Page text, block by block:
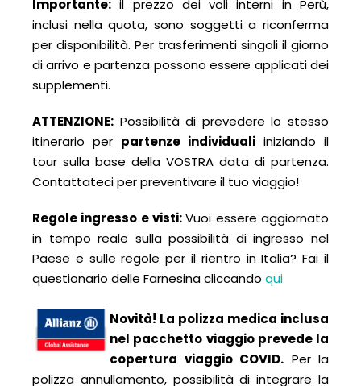
Importante: il prezzo dei voli interni in Perù,
inclusi nella quota, sono soggetti a riconferma
per disponibilità. Per trasferimenti singoli il giorno
di arrivo e partenza possono essere applicati dei
supplementi.
ATTENZIONE: Possibilità di prevedere lo stesso
itinerario per partenze individuali iniziando il
tour sulla base della VOSTRA data di partenza.
Contattateci per preventivare il tuo viaggio!
Regole ingresso e visti:Vuoi essere aggiornato
in tempo reale sulla possibilità di ingresso nel
Paese e sulle regole per il rientro in Italia? Fai il
questionario delle Farnesina cliccando qui
Novità! La polizza medica inclusa
nel pacchetto viaggio prevede la
copertura viaggio COVID. Per la
polizza annullamento, possibilità di integrare la